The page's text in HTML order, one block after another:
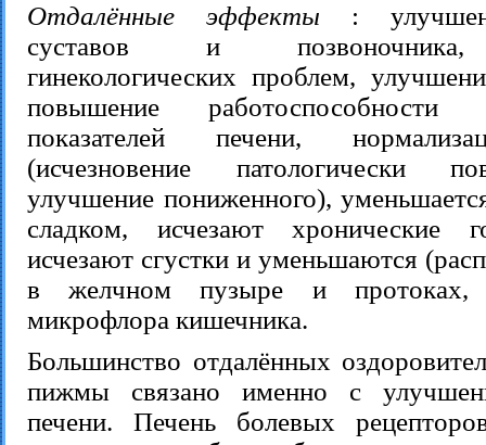
Отдалённые эффекты :
суставов и
гинекологических проблем,
повышение
показателей печени,
(исчезновение патологически
улучшение пониженного),
сладком, исчезают хронические
исчезают сгустки и уменьшаются
в желчном пузыре и протоках,
микрофлора кишечника.
Большинство отдалённых
пижмы связано именно с
печени. Печень болевых